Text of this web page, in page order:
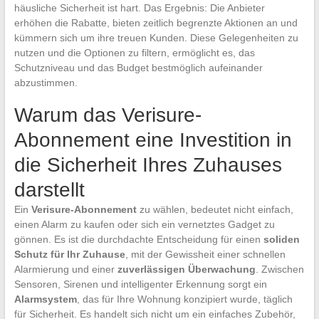
häusliche Sicherheit ist hart. Das Ergebnis: Die Anbieter
erhöhen die Rabatte, bieten zeitlich begrenzte Aktionen an und
kümmern sich um ihre treuen Kunden. Diese Gelegenheiten zu
nutzen und die Optionen zu filtern, ermöglicht es, das
Schutzniveau und das Budget bestmöglich aufeinander
abzustimmen.
Warum das Verisure-
Abonnement eine Investition in
die Sicherheit Ihres Zuhauses
darstellt
Ein Verisure-Abonnementzu wählen, bedeutet nicht einfach,
einen Alarm zu kaufen oder sich ein vernetztes Gadget zu
gönnen. Es ist die durchdachte Entscheidung für einen soliden
Schutz für Ihr Zuhause, mit der Gewissheit einer schnellen
Alarmierung und einer zuverlässigen Überwachung . Zwischen
Sensoren, Sirenen und intelligenter Erkennung sorgt ein
Alarmsystem, das für Ihre Wohnung konzipiert wurde, täglich
für Sicherheit. Es handelt sich nicht um ein einfaches Zubehör,